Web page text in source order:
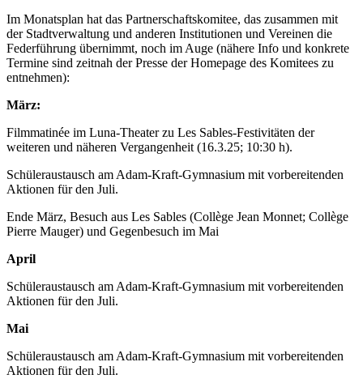
Im Monatsplan hat das Partnerschaftskomitee, das zusammen mit
der Stadtverwaltung und anderen Institutionen und Vereinen die
Federführung übernimmt, noch im Auge (nähere Info und konkrete
Termine sind zeitnah der Presse der Homepage des Komitees zu
entnehmen):
März:
Filmmatinée im Luna-Theater zu Les Sables-Festivitäten der
weiteren und näheren Vergangenheit (16.3.25; 10:30 h).
Schüleraustausch am Adam-Kraft-Gymnasium mit vorbereitenden
Aktionen für den Juli.
Ende März, Besuch aus Les Sables (Collège Jean Monnet; Collège
Pierre Mauger) und Gegenbesuch im Mai
April
Schüleraustausch am Adam-Kraft-Gymnasium mit vorbereitenden
Aktionen für den Juli.
Mai
Schüleraustausch am Adam-Kraft-Gymnasium mit vorbereitenden
Aktionen für den Juli.